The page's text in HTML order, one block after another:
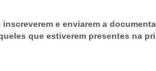
e enviarem a
que estiverem presentes na